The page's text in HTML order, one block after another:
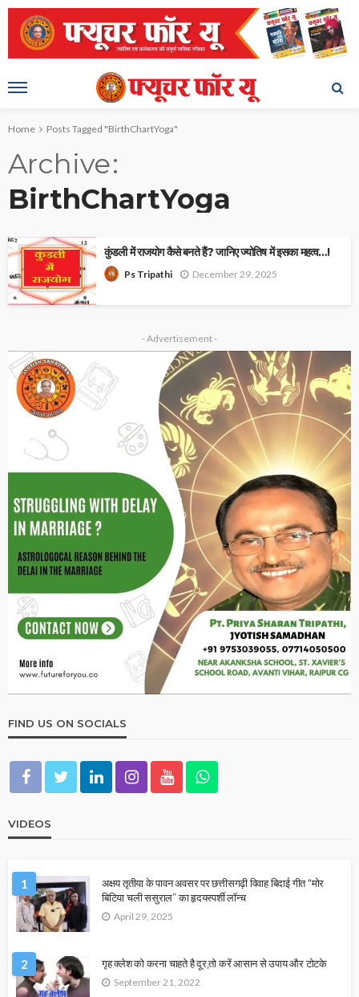
Home Posts Tagged "BirthChartYoga"
Archive
BirthChartYoga
कुंडली में राजयोग कैसे बनते हैं? जानिए ज्योतिष में इसका महत्व…!
Ps Tripathi December 29, 2025
- Advertisement -
FIND US ON SOCIALS
VIDEOS
1
अक्षय तृतीया के पावन अवसर पर छत्तीसगढ़ी विवाह बिदाई गीत “मोर
बिटिया चली ससुराल” का हृदयस्पर्शी लॉन्च
April 29, 2025
2 गृह क्लेश को करना चाहते है दूर,तो करें आसान से उपाय और टोटके
September 21, 2022